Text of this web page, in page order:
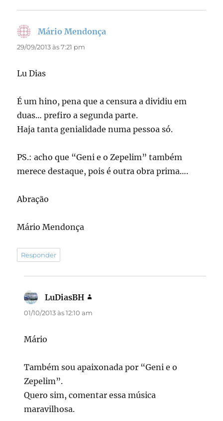
Mário Mendonça
29/09/2013 às 7:21 pm
Lu Dias
É um hino, pena que a censura a dividiu em
duas… prefiro a segunda parte.
Haja tanta genialidade numa pessoa só.
PS.: acho que “Geni e o Zepelim” também
merece destaque, pois é outra obra prima….
Abração
Mário Mendonça
Responder
LuDiasBH
01/10/2013 às 12:10 am
Mário
Também sou apaixonada por “Geni e o
Zepelim”.
Quero sim, comentar essa música
maravilhosa.